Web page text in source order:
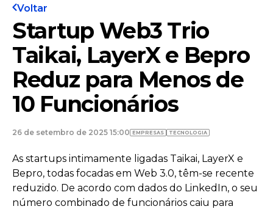
Voltar
Startup Web3 Trio
Taikai, LayerX e Bepro
Reduz para Menos de
10 Funcionários
26 de setembro de 2025 15:00 EMPRESAS TECNOLOGIA
As startups intimamente ligadas Taikai, LayerX e
Bepro, todas focadas em Web 3.0, têm-se recente
reduzido. De acordo com dados do LinkedIn, o seu
número combinado de funcionários caiu para